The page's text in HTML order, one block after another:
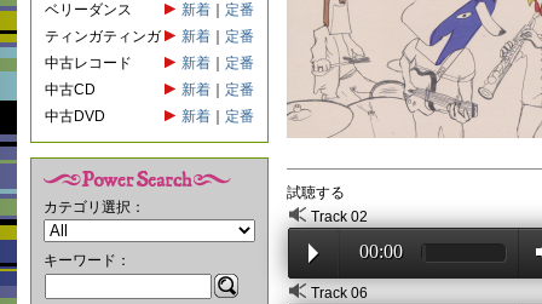
ベリーダンス
新着
定番
ティンガティンガ
新着
定番
中古レコード
新着
定番
中古CD
新着
定番
中古DVD
新着 定番
カテゴリ選択：
キーワード：
試聴する
Track 02
00:00
Track 06